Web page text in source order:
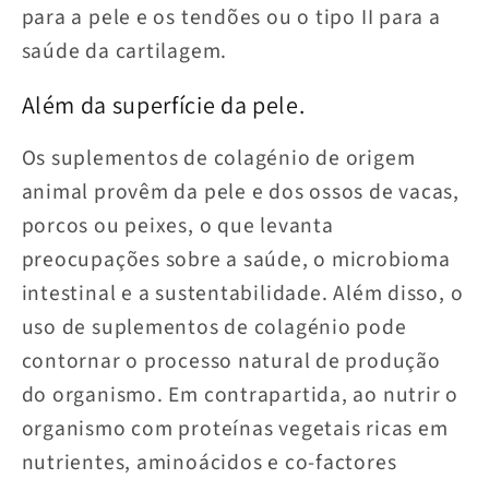
para a pele e os tendões ou o tipo II para a
saúde da cartilagem.
Além da superfície da pele.
Os suplementos de colagénio de origem
animal provêm da pele e dos ossos de vacas,
porcos ou peixes, o que levanta
preocupações sobre a saúde, o microbioma
intestinal e a sustentabilidade. Além disso, o
uso de suplementos de colagénio pode
contornar o processo natural de produção
do organismo. Em contrapartida, ao nutrir o
organismo com proteínas vegetais ricas em
nutrientes, aminoácidos e co-factores